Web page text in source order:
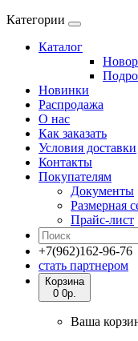
Категории
Каталог
Новинки
Распродажа
О нас
Как заказать
Условия доставки
Контакты
Покупателям
Документы
Размерная
Прайс-лист
+7(962)162-96-76
стать партнером
Корзина
0 0р.
Ваша